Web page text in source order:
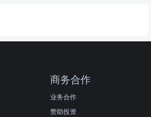
商务合作
业务合作
赞助投资